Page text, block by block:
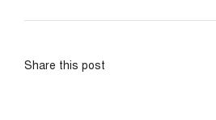
Share this post